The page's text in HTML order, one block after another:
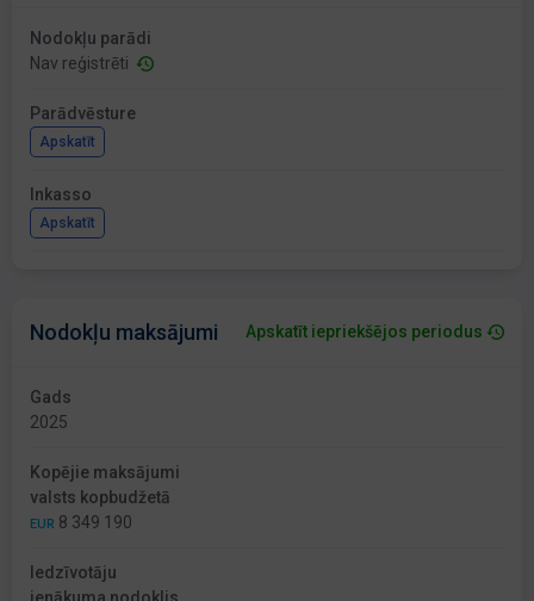
Nodokļu parādi
Nav reģistrēti
Parādvēsture
Apskatīt
Inkasso
Apskatīt
Nodokļu maksājumi Apskatīt iepriekšējos periodus
Gads
2025
Kopējie maksājumi
valsts kopbudžetā
EUR 8 349 190
Iedzīvotāju